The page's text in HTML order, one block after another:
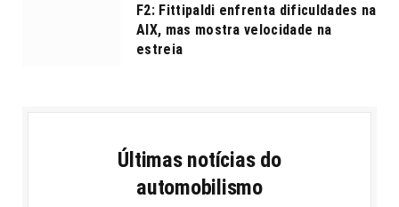
F2: Fittipaldi enfrenta dificuldades na
AIX, mas mostra velocidade na
estreia
Últimas notícias do
automobilismo